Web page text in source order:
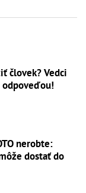
človek? Vedci
nerobte:
dostať do